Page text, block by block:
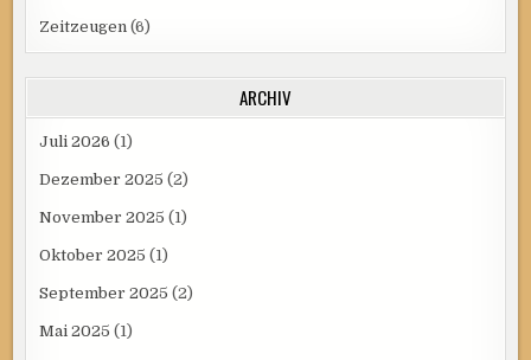
Zeitzeugen (6)
ARCHIV
Juli 2026 (1)
Dezember 2025 (2)
November 2025 (1)
Oktober 2025 (1)
September 2025 (2)
Mai 2025 (1)